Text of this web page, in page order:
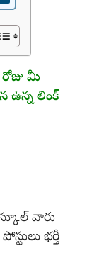
మీ
ఉన్న లింక్
వారు
భర్తీ